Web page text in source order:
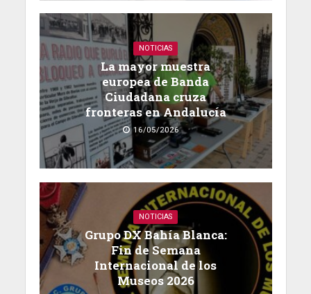
NOTICIAS
La mayor muestra
europea de Banda
Ciudadana cruza
fronteras en Andalucía
16/05/2026
NOTICIAS
Grupo DX Bahía Blanca:
Fin de Semana
Internacional de los
Museos 2026